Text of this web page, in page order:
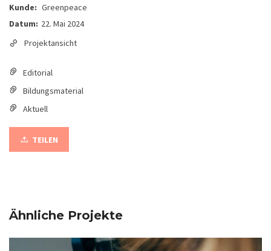
Kunde: Greenpeace
Datum: 22. Mai 2024
Projektansicht
Editorial
Bildungsmaterial
Aktuell
TEILEN
Ähnliche Projekte